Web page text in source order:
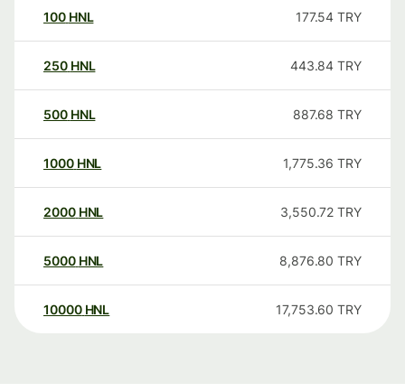
100 HNL 177.54 TRY
250 HNL 443.84 TRY
500 HNL 887.68 TRY
1000 HNL 1,775.36 TRY
2000 HNL 3,550.72 TRY
5000 HNL 8,876.80 TRY
10000 HNL 17,753.60 TRY